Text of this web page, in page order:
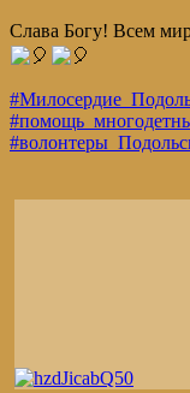
Слава Богу! Всем